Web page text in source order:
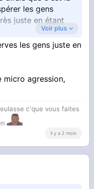
les gens
juste en étant
inadapté
truc de différent (
par
coïncidaient pas
Voir plus
les gens juste en
micro agression,
c'que vous faites
il y a 2 mois